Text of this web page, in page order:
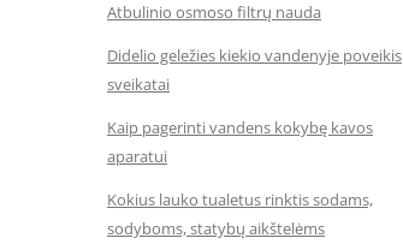
Atbulinio osmoso filtrų nauda
Didelio geležies kiekio vandenyje poveikis
sveikatai
Kaip pagerinti vandens kokybę kavos
aparatui
Kokius lauko tualetus rinktis sodams,
sodyboms, statybų aikštelėms